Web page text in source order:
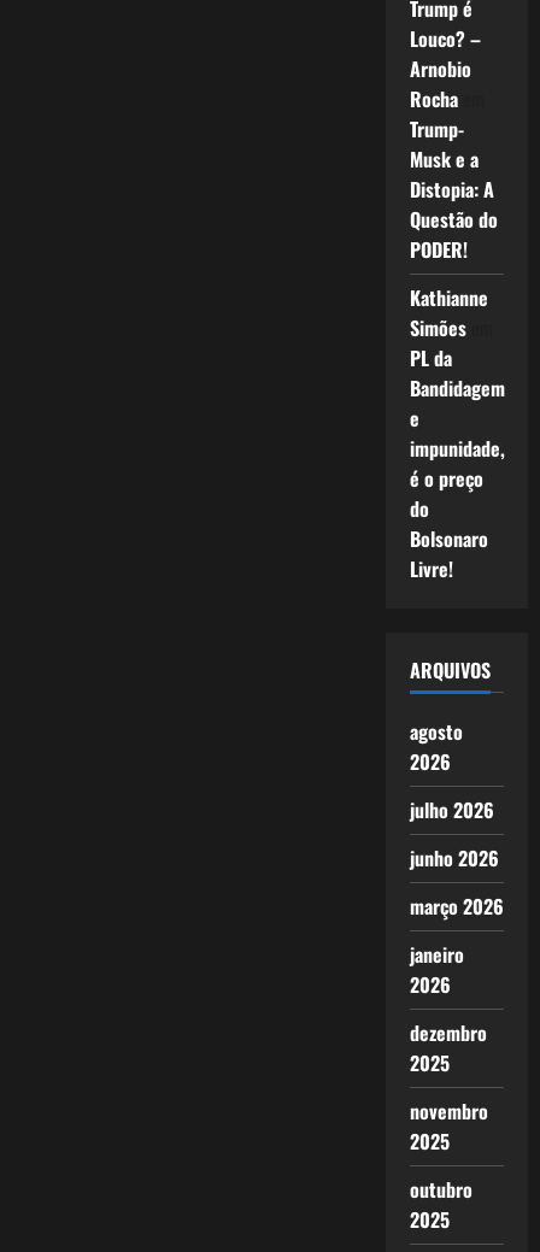
Trump é
Louco? –
Arnobio
Rochaem
Trump-
Musk e a
Distopia: A
Questão do
PODER!
Kathianne
Simõesem
PL da
Bandidagem
e
impunidade,
é o preço
do
Bolsonaro
Livre!
ARQUIVOS
agosto
2026
julho 2026
junho 2026
março 2026
janeiro
2026
dezembro
2025
novembro
2025
outubro
2025